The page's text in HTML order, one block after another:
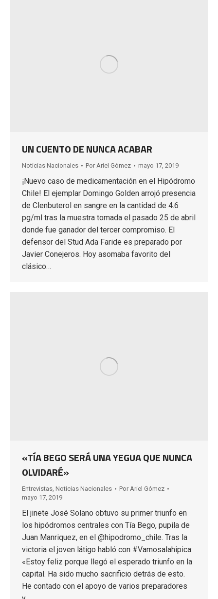
UN CUENTO DE NUNCA ACABAR
Noticias Nacionales Por Ariel Gómez mayo 17, 2019
¡Nuevo caso de medicamentación en el Hipódromo
Chile! El ejemplar Domingo Golden arrojó presencia
de Clenbuterol en sangre en la cantidad de 4.6
pg/ml tras la muestra tomada el pasado 25 de abril
donde fue ganador del tercer compromiso. El
defensor del Stud Ada Faride es preparado por
Javier Conejeros. Hoy asomaba favorito del
clásico…
«TÍA BEGO SERÁ UNA YEGUA QUE NUNCA
OLVIDARÉ»
Entrevistas Noticias Nacionales Por Ariel Gómez
mayo 17, 2019
El jinete José Solano obtuvo su primer triunfo en
los hipódromos centrales con Tía Bego, pupila de
Juan Manriquez, en el @hipodromo_chile. Tras la
victoria el joven látigo habló con #Vamosalahipica:
«Estoy feliz porque llegó el esperado triunfo en la
capital. Ha sido mucho sacrificio detrás de esto.
He contado con el apoyo de varios preparadores